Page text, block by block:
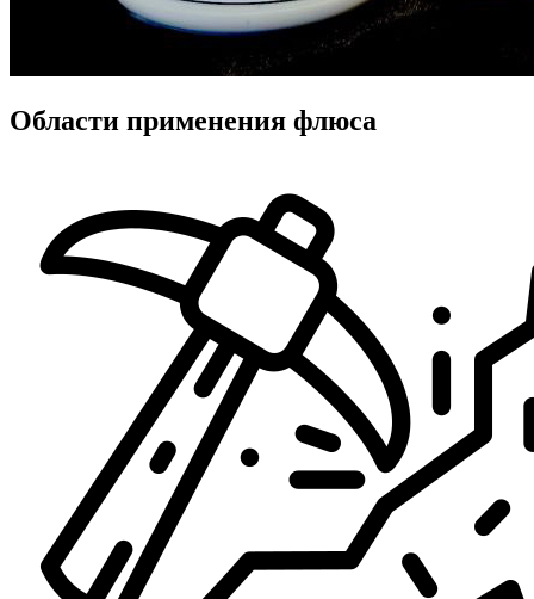
Области применения флюса